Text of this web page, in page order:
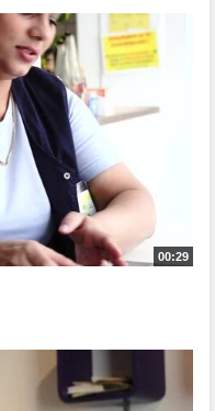
00:29